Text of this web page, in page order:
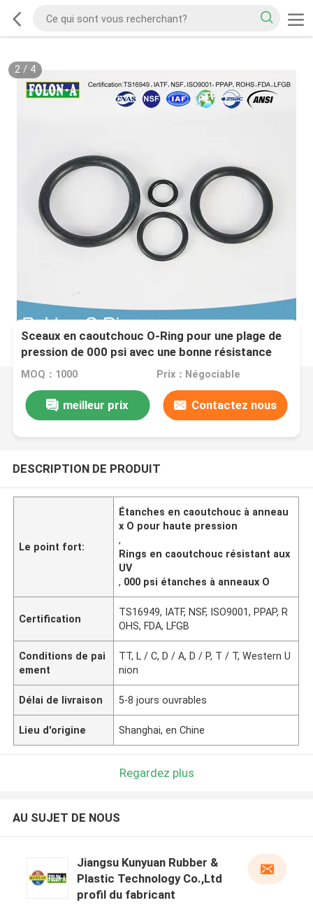
2/ 4
Sceaux en caoutchouc O-Ring pour une plage de
pression de 000 psi avec une bonne résistance
aux UV
MOQ：1000 Prix：Négociable
meilleur prix Contactez nous
DESCRIPTION DE PRODUIT
Le point fort:
Étanches en caoutchouc à anneau
x O pour haute pression
,
Rings en caoutchouc résistant aux
UV
, 000 psi étanches à anneaux O
Certification
TS16949, IATF, NSF, ISO9001, PPAP, R
OHS, FDA, LFGB
Conditions de pai
ement
TT, L / C, D / A, D / P, T / T, Western U
nion
Délai de livraison 5-8 jours ouvrables
Lieu d'origine Shanghai, en Chine
Regardez plus
AU SUJET DE NOUS
Jiangsu Kunyuan Rubber &
Plastic Technology Co.,Ltd
profil du fabricant